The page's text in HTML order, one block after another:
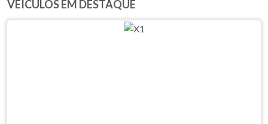
VEÍCULOS EM DESTAQUE